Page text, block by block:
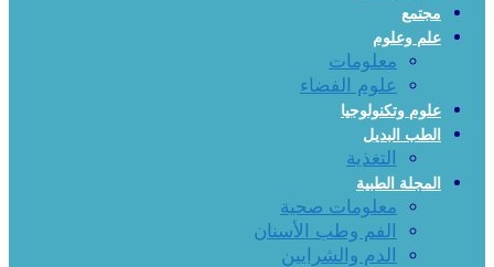
مجتمع
علم وعلوم
معلومات
علوم الفضاء
علوم وتكنولوجيا
الطب البديل
التغذية
المجلة الطبية
معلومات صحية
الفم وطب الأسنان
الدم والشرايين